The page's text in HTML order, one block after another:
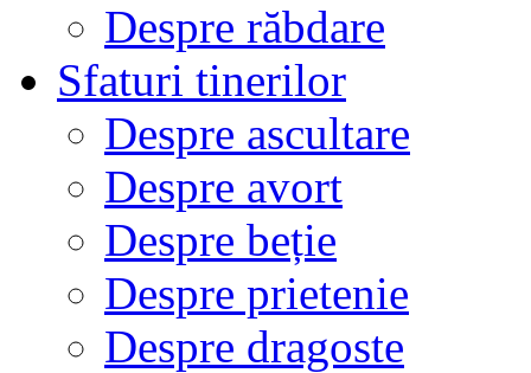
Despre răbdare
Sfaturi tinerilor
Despre ascultare
Despre avort
Despre beție
Despre prietenie
Despre dragoste